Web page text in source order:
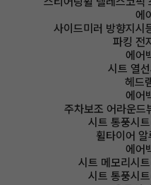
에
사이드미러 방향지시
파킹 전
에어
시트 열
헤드
에어
주차보조 어라운
시트 통풍시
휠타이어 알
에어
시트 메모리시
시트 통풍시